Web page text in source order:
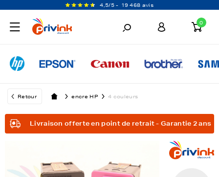
4,5/5 - 19 468 avis
0
Retour encre HP 4 couleurs
Livraison offerte en point de retrait - Garantie 2 ans